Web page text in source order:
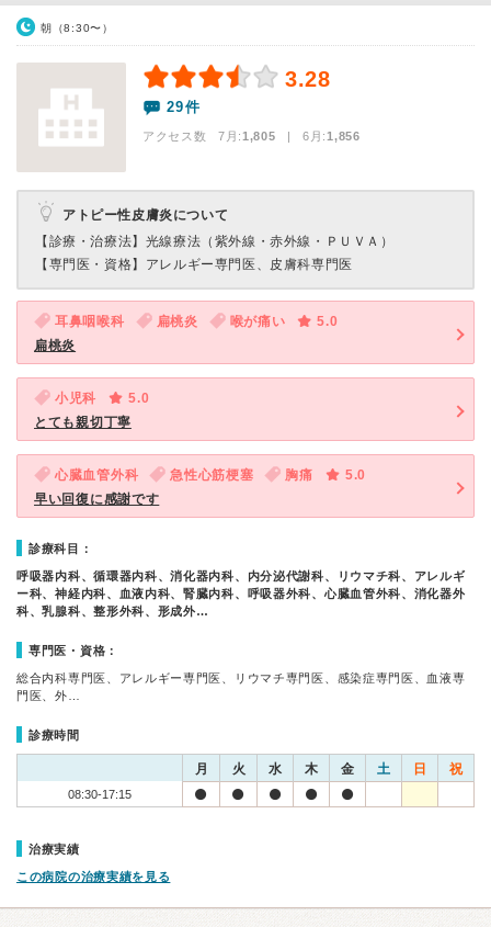
朝（8:30〜）
3.28
29件
アクセス数 7月:1,805 | 6月:1,856
アトピー性皮膚炎について
【診療・治療法】 光線療法（紫外線・赤外線・ＰＵＶＡ）
【専門医・資格】 アレルギー専門医、皮膚科専門医
耳鼻咽喉科 扁桃炎 喉が痛い
5.0
扁桃炎
小児科
5.0
とても親切丁寧
心臓血管外科 急性心筋梗塞 胸痛
5.0
早い回復に感謝です
診療科目：
呼吸器内科、循環器内科、消化器内科、内分泌代謝科、リウマチ科、アレルギ
ー科、神経内科、血液内科、腎臓内科、呼吸器外科、心臓血管外科、消化器外
科、乳腺科、整形外科、形成外…
専門医・資格：
総合内科専門医、アレルギー専門医、リウマチ専門医、感染症専門医、血液専
門医、外…
診療時間
月 火 水 木 金 土 日 祝
08:30-17:15
治療実績
この病院の治療実績を見る